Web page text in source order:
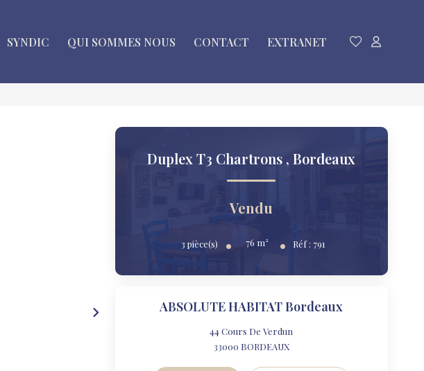
SYNDIC QUI SOMMES NOUS CONTACT EXTRANET
Duplex T3 Chartrons ,Bordeaux
Vendu
3pièce(s) 76 m² Réf : 791
ABSOLUTE HABITAT Bordeaux
44 Cours De Verdun
33000 BORDEAUX